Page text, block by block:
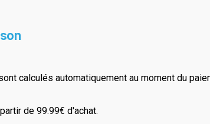
calculés automatiquement au moment du
de 99.99€ d'achat.